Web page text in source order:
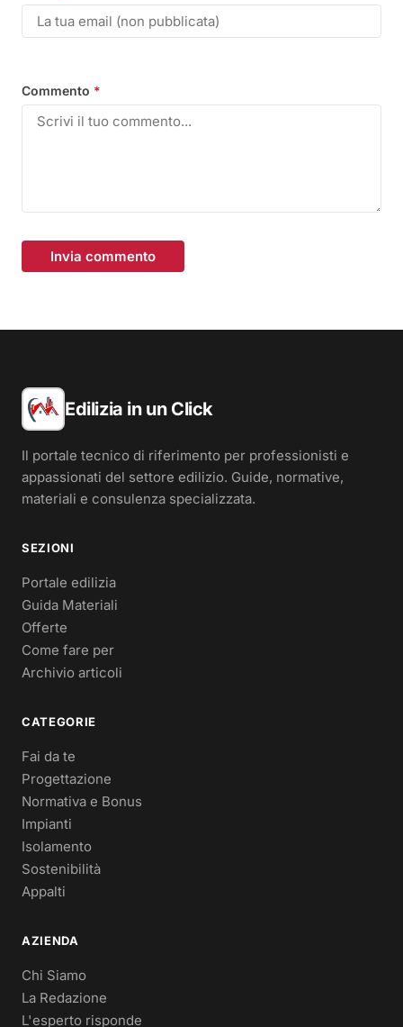
Commento *
Invia commento
Edilizia in un Click
Il portale tecnico di riferimento per professionisti e
appassionati del settore edilizio. Guide, normative,
materiali e consulenza specializzata.
SEZIONI
Portale edilizia
Guida Materiali
Offerte
Come fare per
Archivio articoli
CATEGORIE
Fai da te
Progettazione
Normativa e Bonus
Impianti
Isolamento
Sostenibilità
Appalti
AZIENDA
Chi Siamo
La Redazione
L'esperto risponde